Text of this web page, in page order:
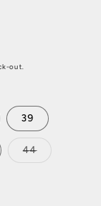
out.
39
44Variante